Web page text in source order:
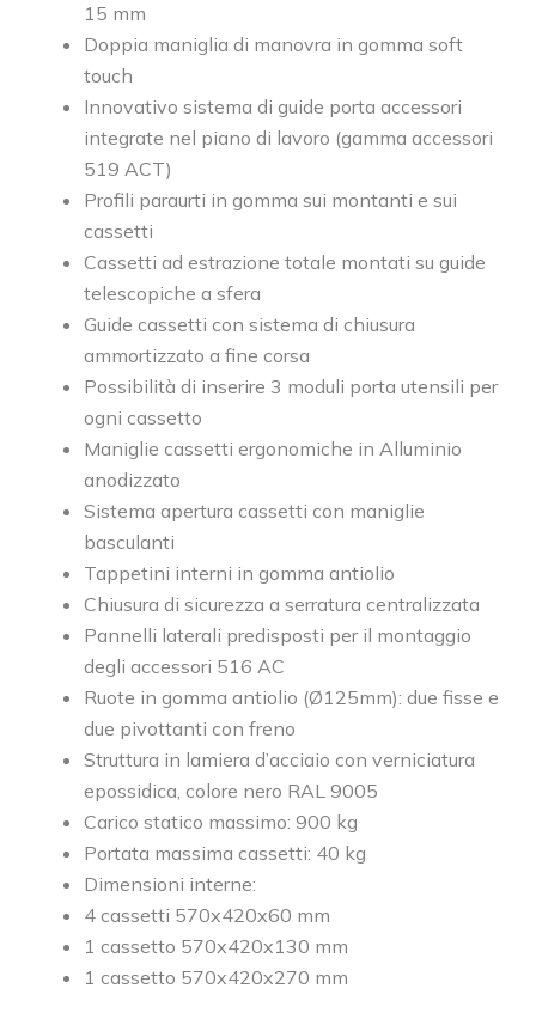
15 mm
Doppia maniglia di manovra in gomma soft
touch
Innovativo sistema di guide porta accessori
integrate nel piano di lavoro (gamma accessori
519 ACT)
Profili paraurti in gomma sui montanti e sui
cassetti
Cassetti ad estrazione totale montati su guide
telescopiche a sfera
Guide cassetti con sistema di chiusura
ammortizzato a fine corsa
Possibilità di inserire 3 moduli porta utensili per
ogni cassetto
Maniglie cassetti ergonomiche in Alluminio
anodizzato
Sistema apertura cassetti con maniglie
basculanti
Tappetini interni in gomma antiolio
Chiusura di sicurezza a serratura centralizzata
Pannelli laterali predisposti per il montaggio
degli accessori 516 AC
Ruote in gomma antiolio (Ø125mm): due fisse e
due pivottanti con freno
Struttura in lamiera d’acciaio con verniciatura
epossidica, colore nero RAL 9005
Carico statico massimo: 900 kg
Portata massima cassetti: 40 kg
Dimensioni interne:
4 cassetti 570x420x60 mm
1 cassetto 570x420x130 mm
1 cassetto 570x420x270 mm